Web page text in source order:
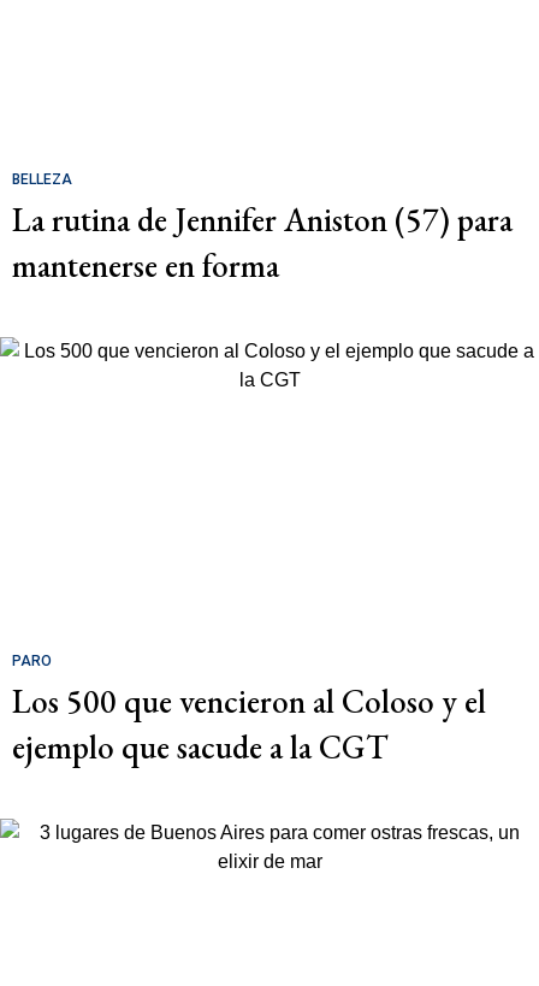
BELLEZA
La rutina de Jennifer Aniston (57) para
mantenerse en forma
PARO
Los 500 que vencieron al Coloso y el
ejemplo que sacude a la CGT